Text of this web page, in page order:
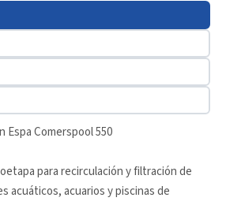
Espa Comerspool 550
para recirculación y filtración de
acuáticos, acuarios y piscinas de